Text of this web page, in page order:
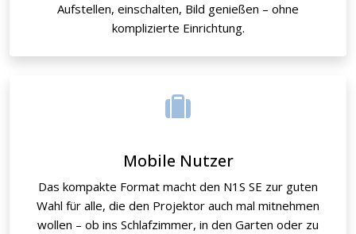
Aufstellen, einschalten, Bild genießen – ohne
komplizierte Einrichtung.
Mobile Nutzer
Das kompakte Format macht den N1S SE zur guten
Wahl für alle, die den Projektor auch mal mitnehmen
wollen – ob ins Schlafzimmer, in den Garten oder zu